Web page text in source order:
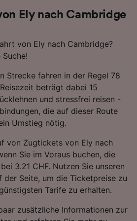
Ely nach Cambridge
von Ely nach Cambridge?
Strecke fahren in der Regel 78
beträgt dabei 15
und stressfrei reisen -
die auf dieser Route
Umstieg nötig.
von Zugtickets von Ely nach
Sie im Voraus buchen, die
3.21 CHF. Nutzen Sie unseren
der Seite, um die Ticketpreise zu
Tarife zu erhalten.
zusätzliche Informationen zur